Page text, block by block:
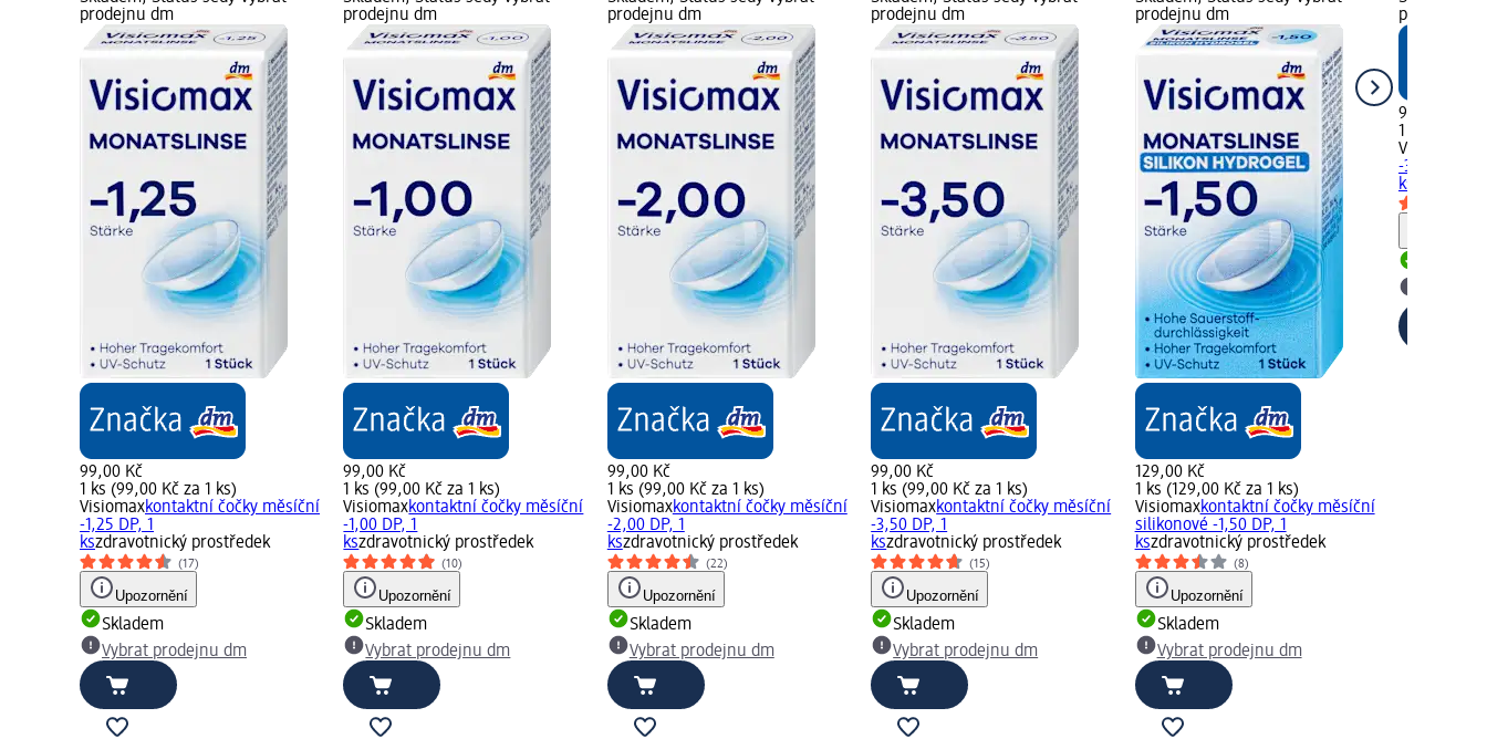
prodejnu dm
99,00 Kč
1 ks (99,00 Kč za 1 ks)
Visiomaxkontaktní čočky měsíční
-1,25 DP, 1
kszdravotnický prostředek
(17)
Upozornění
Skladem
Vybrat prodejnu dm
prodejnu dm
99,00 Kč
1 ks (99,00 Kč za 1 ks)
Visiomaxkontaktní čočky měsíční
-1,00 DP, 1
kszdravotnický prostředek
(10)
Upozornění
Skladem
Vybrat prodejnu dm
prodejnu dm
99,00 Kč
1 ks (99,00 Kč za 1 ks)
Visiomaxkontaktní čočky měsíční
-2,00 DP, 1
kszdravotnický prostředek
(22)
Upozornění
Skladem
Vybrat prodejnu dm
prodejnu dm
99,00 Kč
1 ks (99,00 Kč za 1 ks)
Visiomaxkontaktní čočky měsíční
-3,50 DP, 1
kszdravotnický prostředek
(15)
Upozornění
Skladem
Vybrat prodejnu dm
prodejnu dm
129,00 Kč
1 ks (129,00 Kč za 1 ks)
Visiomaxkontaktní čočky měsíční
silikonové -1,50 DP, 1
kszdravotnický prostředek
(8)
Upozornění
Skladem
Vybrat prodejnu dm
prodejnu
99,00 Kč
1 ks (99,00
Visiomax
-3,00 DP, 1
ks